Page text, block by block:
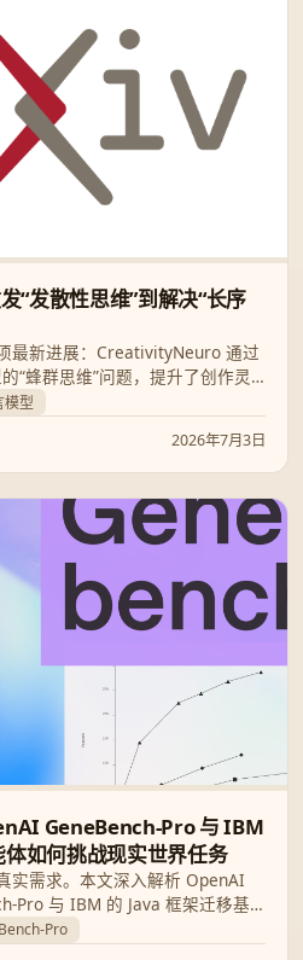
“发散性思维”到解决“长序
最新进展：CreativityNeuro 通过
“蜂群思维”问题，提升了创作灵
缓存压缩技术，大幅优化了推理
模型
2026年7月3日
GeneBench-Pro 与 IBM
如何挑战现实世界任务
实需求。本文深入解析 OpenAI
Pro 与 IBM 的 Java 框架迁移基
体在面对复杂现实任务时的突破
Pro